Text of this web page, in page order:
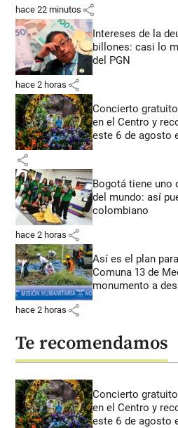
hace 22 minutos share
Intereses de la
billones: casi lo
del PGN
hace 2 horas share
Concierto
en el Centro y
este 6 de agosto
share
Bogotá tiene uno
del mundo: así
colombiano
hace 2 horas share
Así es el plan
Comuna 13 de
monumento a
hace 2 horas share
Te recomendamos
Concierto
en el Centro y
este 6 de agosto